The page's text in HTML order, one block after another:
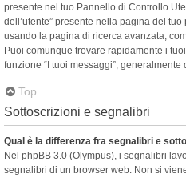
presente nel tuo Pannello di Controllo
dell’utente” presente nella pagina del
usando la pagina di ricerca avanzata,
Puoi comunque trovare rapidamente i
funzione “I tuoi messaggi”,
Top
Sottoscrizioni e segnalibri
Qual è la differenza fra segnalibri e
Nel phpBB 3.0 (Olympus), i segnalibri
segnalibri di un browser web. Non si